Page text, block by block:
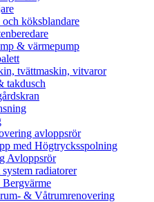
köksblandare
& värmepump
tvättmaskin, vitvaror
takdusch
avloppsrör
med Högtrycksspolning
Avloppsrör
radiatorer
& Våtrumrenovering